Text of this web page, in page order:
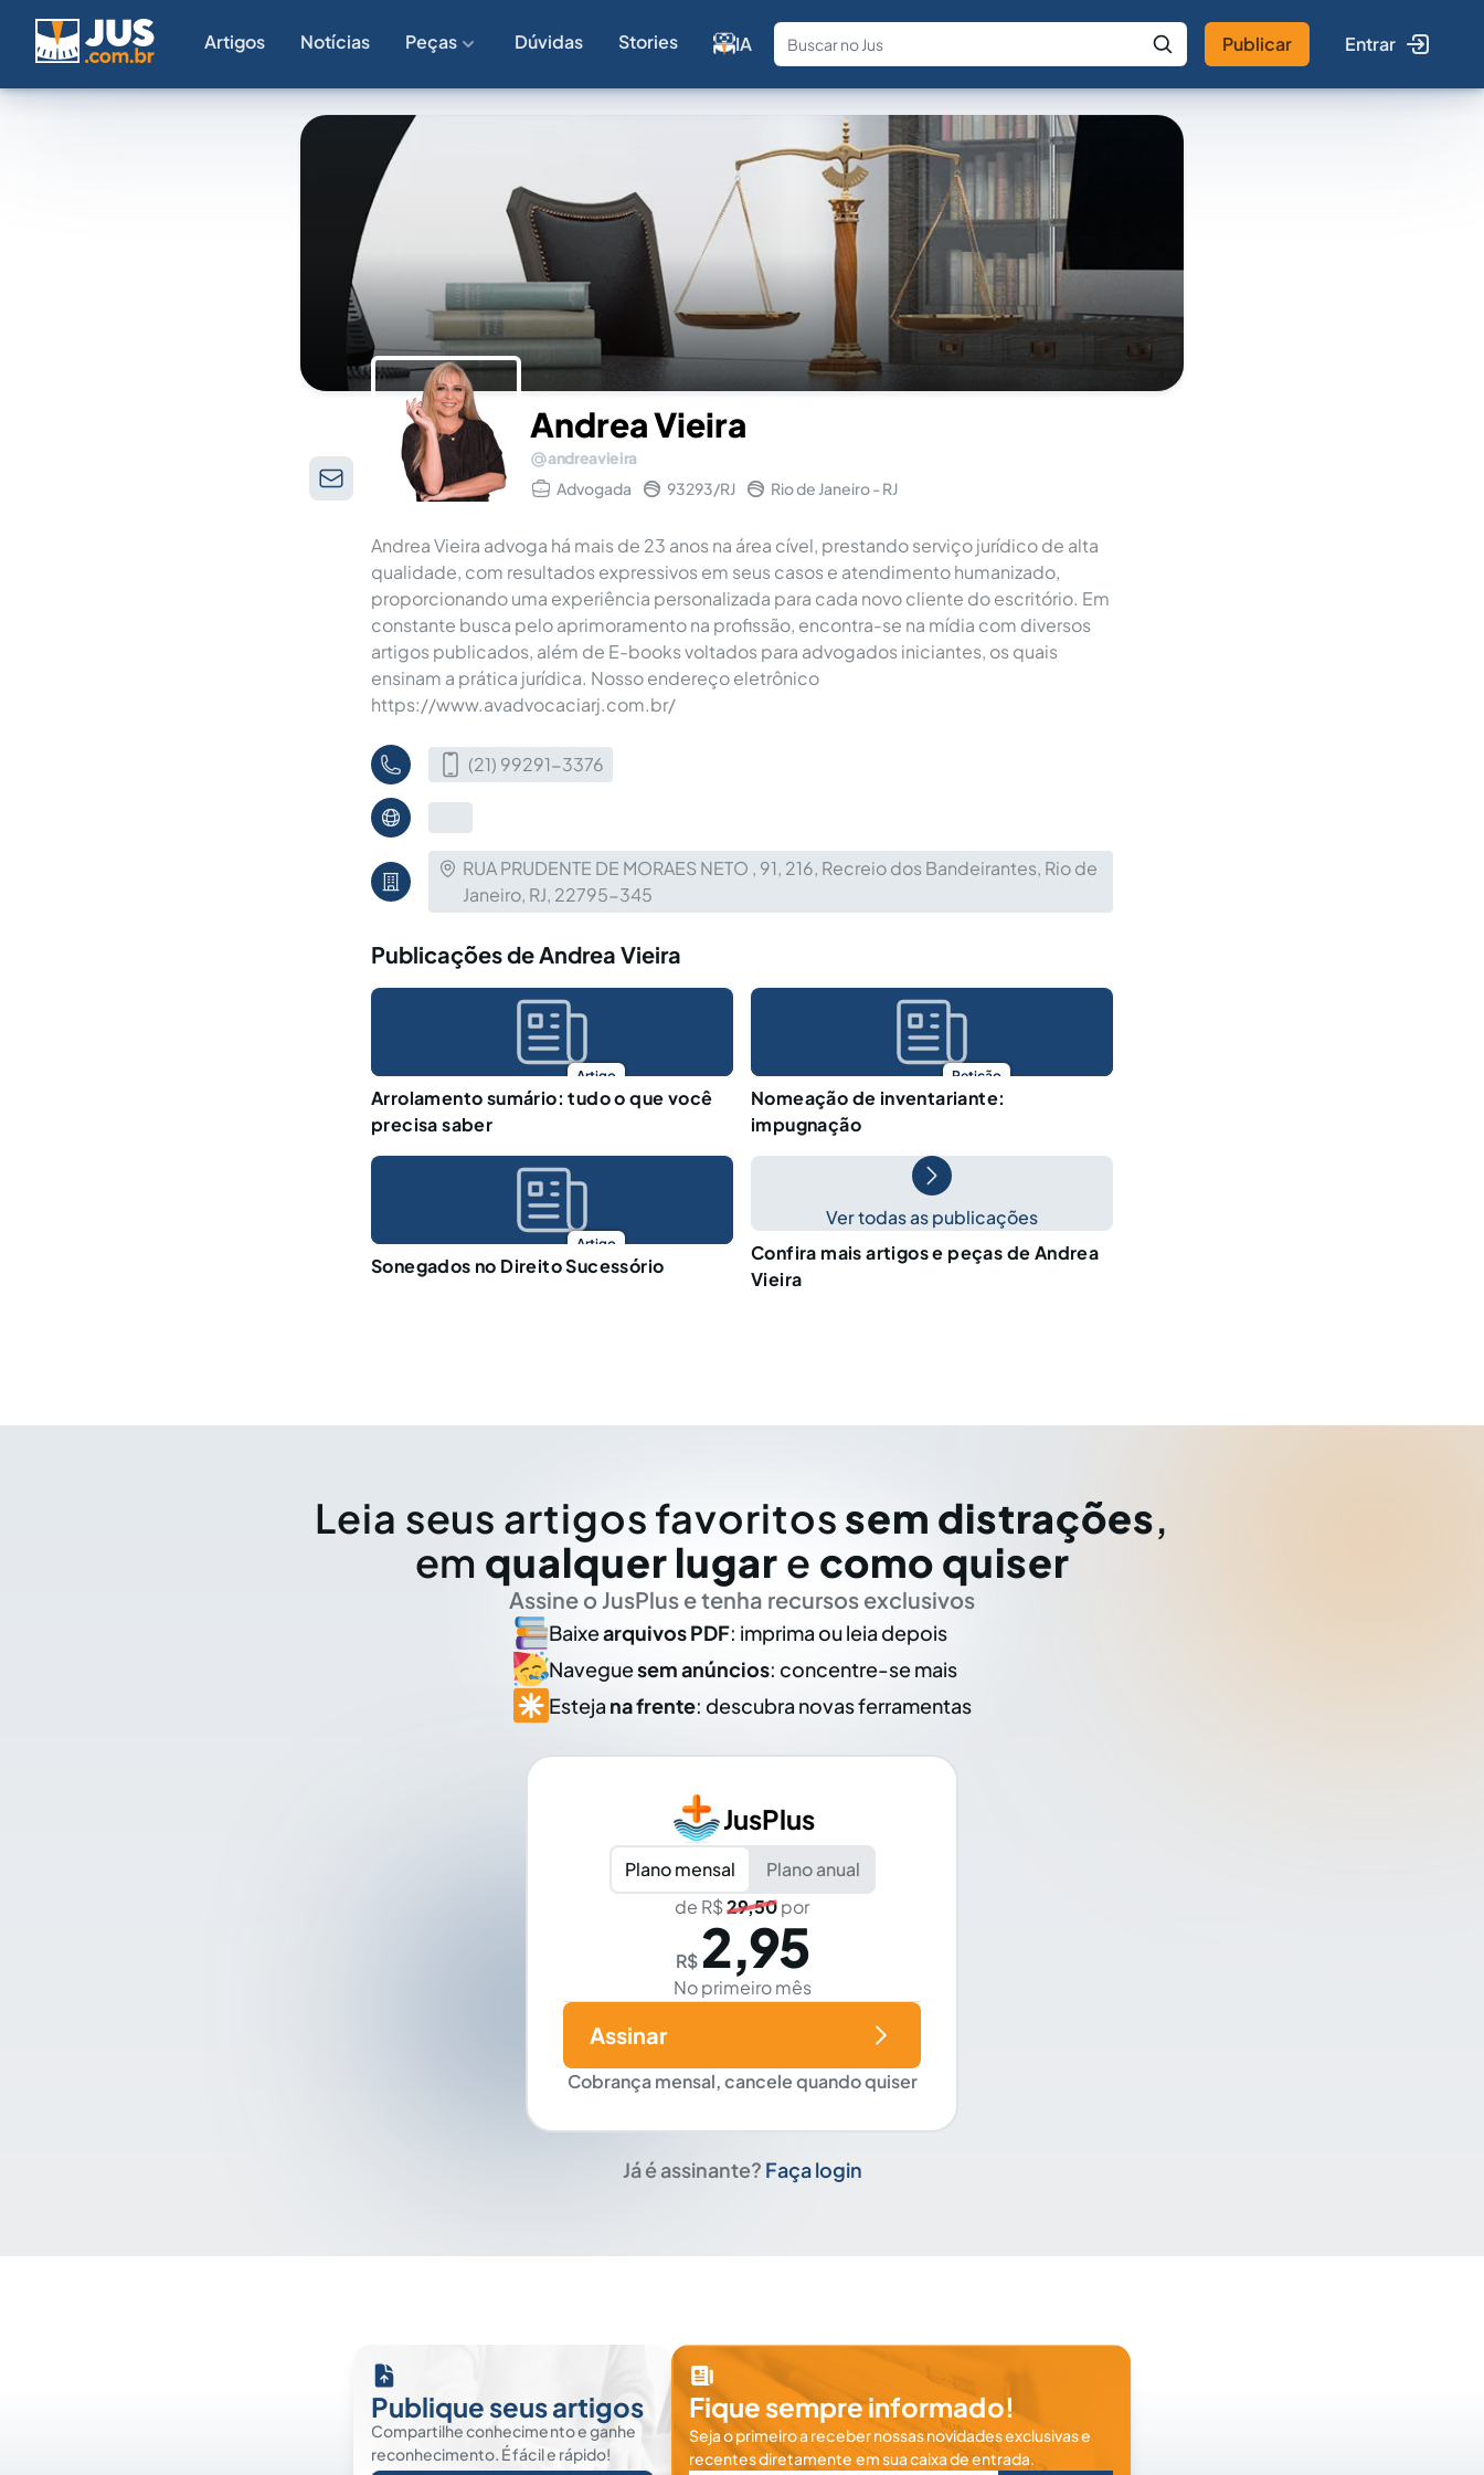
Artigos Notícias Peças Dúvidas Stories IA
Fale com a IA Buscar no Jus
Publicar Entrar
Andrea Vieira
andreavieira
Advogada
93293/RJ Rio de Janeiro - RJ
Andrea Vieira advoga há mais de 23 anos na área cível, prestando serviço jurídico de alta
qualidade, com resultados expressivos em seus casos e atendimento humanizado,
proporcionando uma experiência personalizada para cada novo cliente do escritório. Em
constante busca pelo aprimoramento na profissão, encontra-se na mídia com diversos
artigos publicados, além de E-books voltados para advogados iniciantes, os quais
ensinam a prática jurídica. Nosso endereço eletrônico
https://www.avadvocaciarj.com.br/
(21) 99291-3376
RUA PRUDENTE DE MORAES NETO , 91, 216, Recreio dos Bandeirantes, Rio de
Janeiro, RJ, 22795-345
Publicações de Andrea Vieira
Artigo
Arrolamento sumário: tudo o que você
precisa saber
Petição
Nomeação de inventariante:
impugnação
Artigo
Sonegados no Direito Sucessório
Ver todas as publicações
Confira mais artigos e peças de Andrea
Vieira
Leia seus artigos favoritos sem distrações,
em qualquer lugar e como quiser
Assine o JusPlus e tenha recursos exclusivos
Baixearquivos PDF: imprima ou leia depois
Naveguesem anúncios: concentre-se mais
Esteja na frente: descubra novas ferramentas
JusPlus
Plano mensal
Plano anual
de R$29,50por
R$ 2,95
No primeiro mês
Cobrança mensal, cancele quando quiser
Assinar
Já é assinante? Faça login
Publique seus artigos
Compartilhe conhecimento e ganhe
reconhecimento. É fácil e rápido!
Fique sempre informado!
Seja o primeiro a receber nossas novidades exclusivas e
recentes diretamente em sua caixa de entrada.